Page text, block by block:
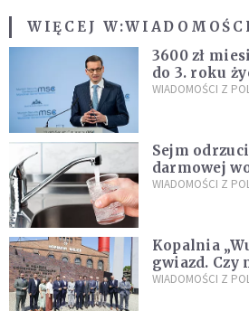
WIĘCEJ W:
3600 zł
do 3. roku
propozycji
WIADOMOŚCI Z
Sejm
darmowej
WIADOMOŚCI Z
Kopalnia
gwiazd. Czy
„Dolina
WIADOMOŚCI Z